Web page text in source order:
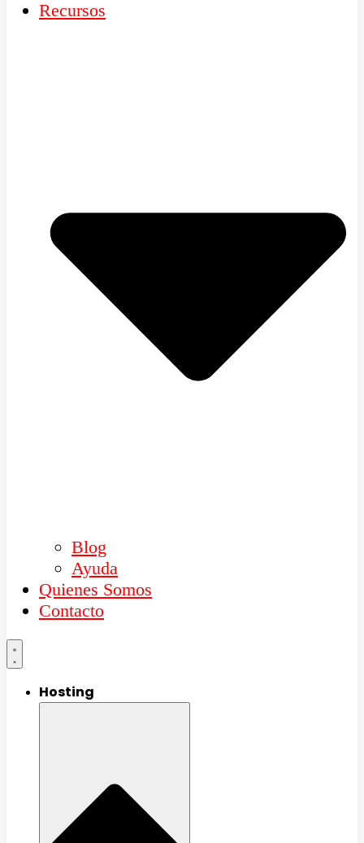
Recursos
Blog
Ayuda
Quienes Somos
Contacto
Hosting